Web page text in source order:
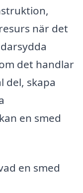
när det
det handlar
del, skapa
en smed
en smed